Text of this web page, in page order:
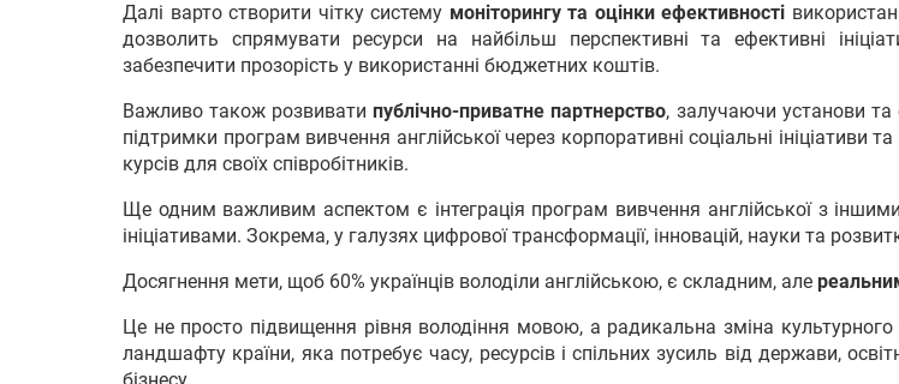
Далі варто створити чітку систему моніторингу та оцінки ефективності
дозволить спрямувати ресурси на найбільш перспективні та ефективні
забезпечити прозорість у використанні бюджетних коштів.
Важливо також розвиватипублічно-приватне партнерство, залучаючи установи та
підтримки програм вивчення англійської через корпоративні соціальні ініціативи
курсів для своїх співробітників.
Ще одним важливим аспектом є інтеграція програм вивчення англійської з
ініціативами. Зокрема, у галузях цифрової трансформації, інновацій, науки та
Досягнення мети, щоб 60% українців володіли англійською, є складним, але
Це не просто підвищення рівня володіння мовою, а радикальна зміна культурного
ландшафту країни, яка потребує часу, ресурсів і спільних зусиль від держави,